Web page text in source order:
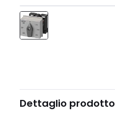
Dettaglio prodotto